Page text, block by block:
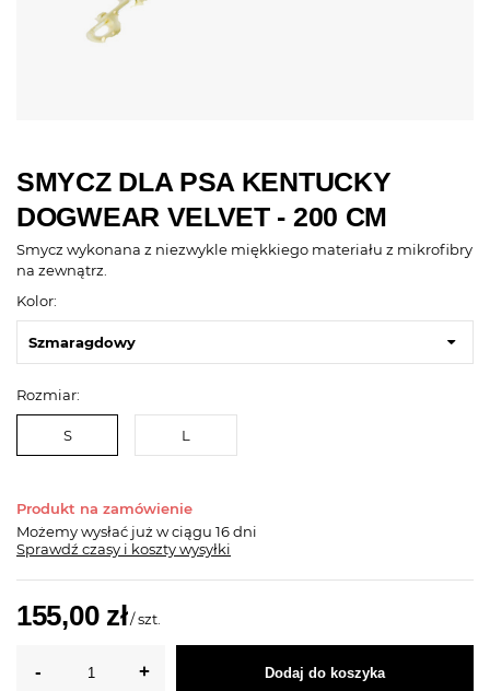
SMYCZ DLA PSA KENTUCKY
DOGWEAR VELVET - 200 CM
Smycz wykonana z niezwykle miękkiego materiału z mikrofibry
na zewnątrz.
Kolor:
Szmaragdowy
Rozmiar:
S L
Produkt na zamówienie
Możemy wysłać już w ciągu 16 dni
Sprawdź czasy i koszty wysyłki
155,00 zł/szt.
Dodaj do koszyka